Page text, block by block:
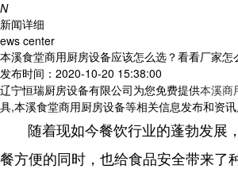
N
新闻详细
ews center
本溪食堂商用厨房设备应该怎么选？看看厂家怎
发布时间：2020-10-20 15:38:00
辽宁恒瑞厨房设备有限公司为您免费提供本溪商
具,本溪食堂商用厨房设备等相关信息发布和资讯
随着现如今餐饮行业的蓬勃发展
餐方便的同时，也给食品安全带来了